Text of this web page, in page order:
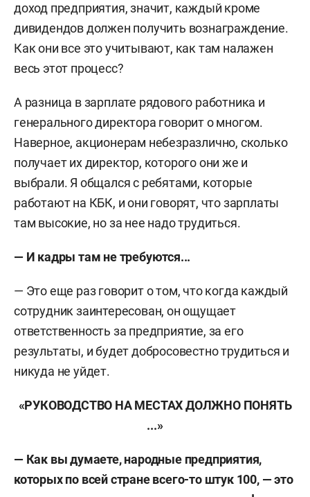
доход предприятия, значит, каждый кроме
дивидендов должен получить вознаграждение.
Как они все это учитывают, как там налажен
весь этот процесс?
А разница в зарплате рядового работника и
генерального директора говорит о многом.
Наверное, акционерам небезразлично, сколько
получает их директор, которого они же и
выбрали. Я общался с ребятами, которые
работают на КБК, и они говорят, что зарплаты
там высокие, но за нее надо трудиться.
— И кадры там не требуются...
— Это еще раз говорит о том, что когда каждый
сотрудник заинтересован, он ощущает
ответственность за предприятие, за его
результаты, и будет добросовестно трудиться и
никуда не уйдет.
«РУКОВОДСТВО НА МЕСТАХ ДОЛЖНО ПОНЯТЬ
...»
— Как вы думаете, народные предприятия,
которых по всей стране всего-то штук 100, — это